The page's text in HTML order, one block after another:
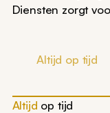
Diensten zorgt
Altijd op tijd
Altijd op tijd